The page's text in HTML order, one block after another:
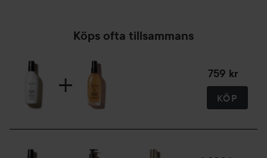
Köps ofta tillsammans
759 kr
KÖP